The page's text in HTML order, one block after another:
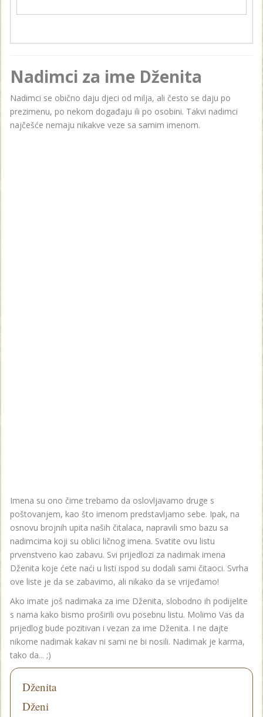
Nadimci za ime Dženita
Nadimci se obično daju djeci od milja, ali često se daju po
prezimenu, po nekom događaju ili po osobini. Takvi nadimci
najčešće nemaju nikakve veze sa samim imenom.
Imena su ono čime trebamo da oslovljavamo druge s
poštovanjem, kao što imenom predstavljamo sebe. Ipak, na
osnovu brojnih upita naših čitalaca, napravili smo bazu sa
nadimcima koji su oblici ličnog imena. Svatite ovu listu
prvenstveno kao zabavu. Svi prijedlozi za nadimak imena
Dženita koje ćete naći u listi ispod su dodali sami čitaoci. Svrha
ove liste je da se zabavimo, ali nikako da se vrijeđamo!
Ako imate još nadimaka za ime Dženita, slobodno ih podijelite
s nama kako bismo proširili ovu posebnu listu. Molimo Vas da
prijedlog bude pozitivan i vezan za ime Dženita. I ne dajte
nikome nadimak kakav ni sami ne bi nosili. Nadimak je karma,
tako da... ;)
Dženita
Dženi